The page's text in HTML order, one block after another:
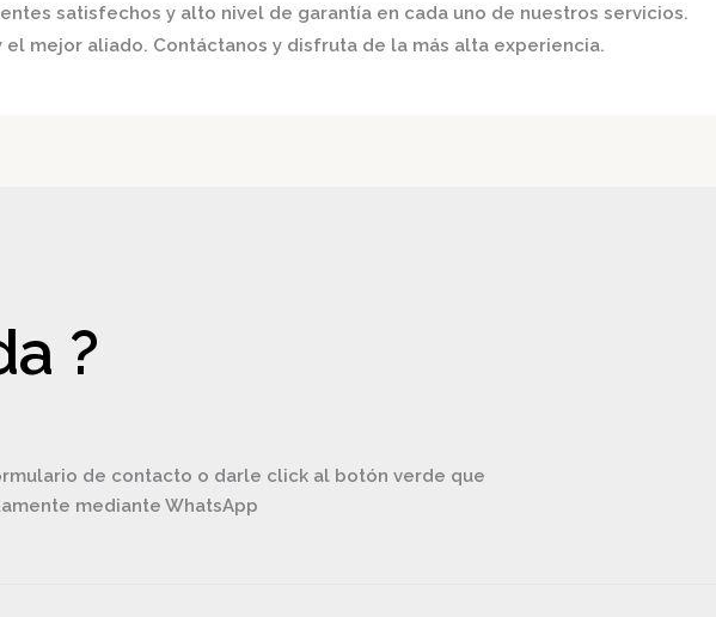
satisfechos y alto nivel de garantía en cada uno de nuestros servicios.
mejor aliado. Contáctanos y disfruta de la más alta experiencia.
?
de contacto o darle click al botón verde que
mediante WhatsApp